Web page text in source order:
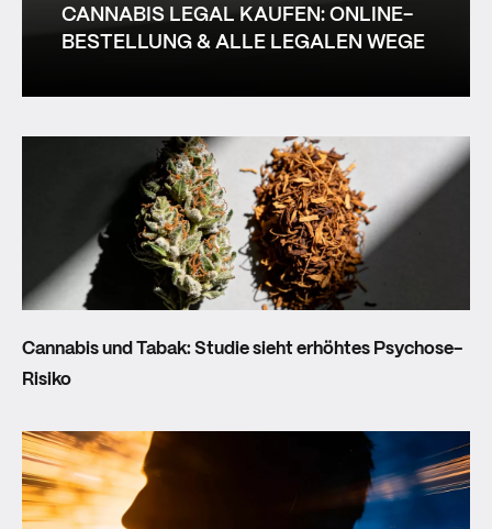
MEHR ALS NUR
- WAS HEISST DAS E
IGENTLICH?
ZUM HINTERGRUND UNSERER KAMPAGNE
CANNABIS LEGAL KAUFEN: ONLINE-
BESTELLUNG & ALLE LEGALEN WEGE
Cannabis und Tabak: Studie sieht erhöhtes Psychose-
Risiko